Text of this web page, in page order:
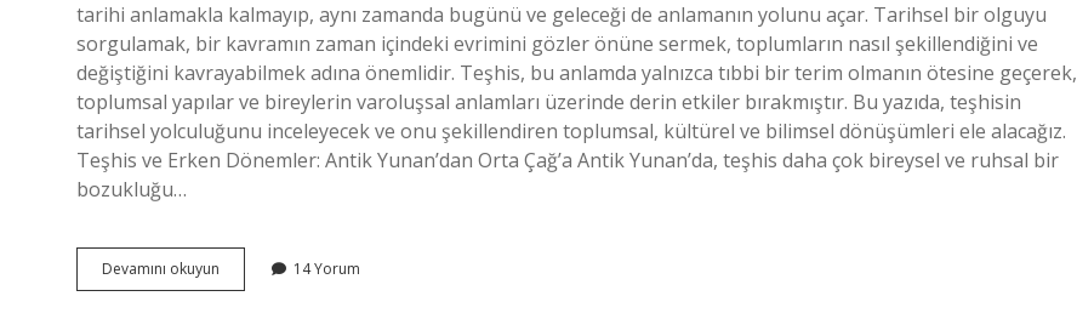
tarihi anlamakla kalmayıp, aynı zamanda bugünü ve geleceği de anlamanın yolunu açar. Tarihsel bir olguyu
sorgulamak, bir kavramın zaman içindeki evrimini gözler önüne sermek, toplumların nasıl şekillendiğini ve
değiştiğini kavrayabilmek adına önemlidir. Teşhis, bu anlamda yalnızca tıbbi bir terim olmanın ötesine geçerek,
toplumsal yapılar ve bireylerin varoluşsal anlamları üzerinde derin etkiler bırakmıştır. Bu yazıda, teşhisin
tarihsel yolculuğunu inceleyecek ve onu şekillendiren toplumsal, kültürel ve bilimsel dönüşümleri ele alacağız.
Teşhis ve Erken Dönemler: Antik Yunan’dan Orta Çağ’a Antik Yunan’da, teşhis daha çok bireysel ve ruhsal bir
bozukluğu…
Devamını okuyun
maydanozu
14 Yorum